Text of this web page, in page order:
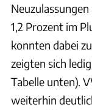
1,2 Prozent im
konnten dabei
zeigten sich
Tabelle unten).
weiterhin